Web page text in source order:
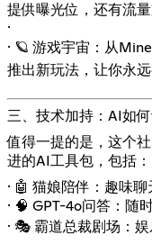
提供曝光位，还有流
·
· 🪐 游戏宇宙：从
推出新玩法，让你永远
三、技术加持：AI如
值得一提的是，这个
进的AI工具包，包括：
· 🤖 猫娘陪伴：趣味
· 🧠 GPT-4o问答：随
· 🎭 霸道总裁剧场：